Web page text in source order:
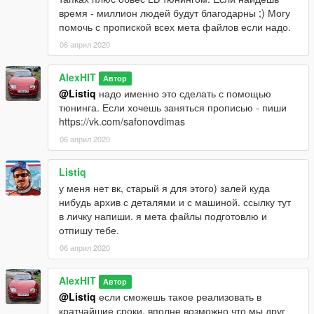
Author's website:
https://vk.com/id91126290
Released on: [08.01.2018]
Update: [15.01.2018]
By AlexeyHIT
время - миллион людей будут благодарны ;) Могу
помочь с пропиской всех мета файлов если надо.
06 април 2020
AlexHIT Автор
@Listiq надо именно это сделать с помощью
тюнинга. Если хочешь заняться прописью - пиши
https://vk.com/safonovdimas
06 април 2020
Listiq
у меня нет вк, старый я для этого) залей куда
нибудь архив с деталями и с машиной. ссылку тут
в личку напиши. я мета файлы подготовлю и
отпишу тебе.
06 април 2020
AlexHIT Автор
@Listiq если сможешь такое реализовать в
кратчайшие сроки, вполне возможно что мы друг